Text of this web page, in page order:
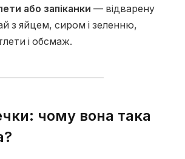
або запіканки — відварену
з яйцем, сиром і зеленню,
і обсмаж.
чому вона така